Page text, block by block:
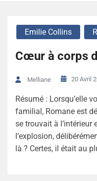
Emilie Collins
Cœur à corps
Melliane 20 Avril
Résumé : Lorsqu’elle
familial, Romane est
se trouvait à l’intérieur
l’explosion,
là ? Certes, il était au